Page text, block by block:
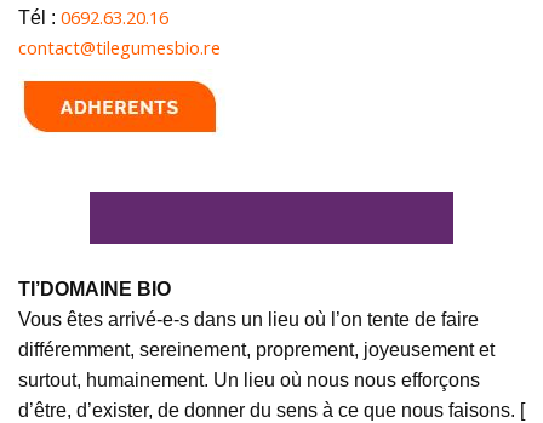
Tél : 0692.63.20.16
contact@tilegumesbio.re
TI’DOMAINE BIO
Vous êtes arrivé-e-s dans un lieu où l’on tente de faire
différemment, sereinement, proprement, joyeusement et
surtout, humainement. Un lieu où nous nous efforçons
d’être, d’exister, de donner du sens à ce que nous faisons. [